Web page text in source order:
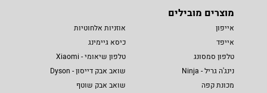
מוצרים מובילים
אייפון
אייפד
טלפון סמסונג
נינג'ה גריל - Ninja
מכונת קפה
אוזניות אלחוטיות
כיסא גיימינג
טלפון שיאומי - Xiaomi
שואב אבק דייסון - Dyson
שואב אבק שוטף